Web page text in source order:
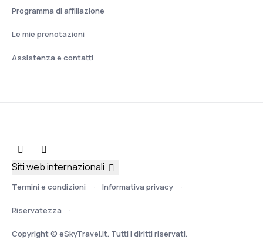
Programma di affiliazione
Le mie prenotazioni
Assistenza e contatti
Termini e condizioni Informativa privacy
Riservatezza
Copyright © eSkyTravel.it. Tutti i diritti riservati.
Siti web internazionali